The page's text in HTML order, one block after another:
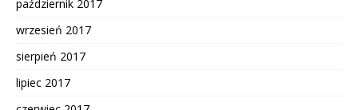
październik 2017
wrzesień 2017
sierpień 2017
lipiec 2017